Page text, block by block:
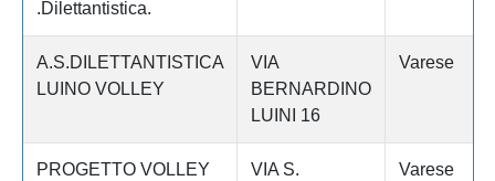
.Dilettantistica.
A.S.DILETTANTISTICA
LUINO VOLLEY
VIA
BERNARDINO
LUINI 16
Varese
PROGETTO VOLLEY
VIA S.
Varese